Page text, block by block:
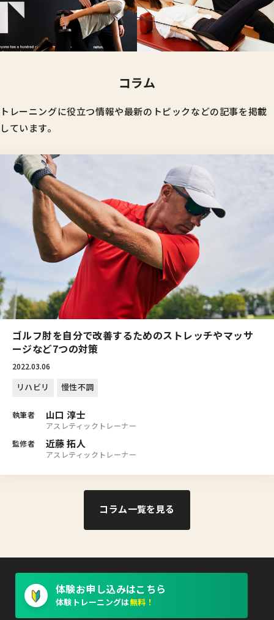
コラム
トレーニングに役立つ情報や最新のトピックなどの記事を掲載
しています。
ゴルフ肘を自分で改善するためのストレッチやマッサ
ージなど7つの対策
2022.03.06
リハビリ 慢性不調
執筆者 山口 淳士
アスレティックトレーナー
監修者
近藤 拓人
アスレティックトレーナー
コラム一覧を見る
体験お申し込みはこちら
体験トレーニングは無料！